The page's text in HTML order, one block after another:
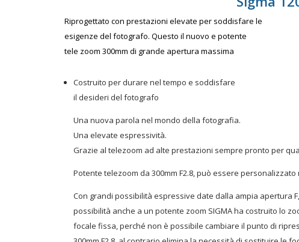
Riprogettato con prestazioni elevate per soddisfare le
esigenze del fotografo. Questo il nuovo e potente
tele zoom 300mm di grande apertura massima
Costruito per durare nel tempo e soddisfare
il desideri del fotografo
Una nuova parola nel mondo della fotografia.
Una elevate espressività.
Grazie al telezoom ad alte prestazioni sempre pronto per
Potente telezoom da 300mm F2.8, può essere
Con grandi possibilità espressive date dalla ampia apertura
possibilità anche a un potente zoom SIGMA ha costruito lo
focale fissa, perché non è possibile cambiare il punto di